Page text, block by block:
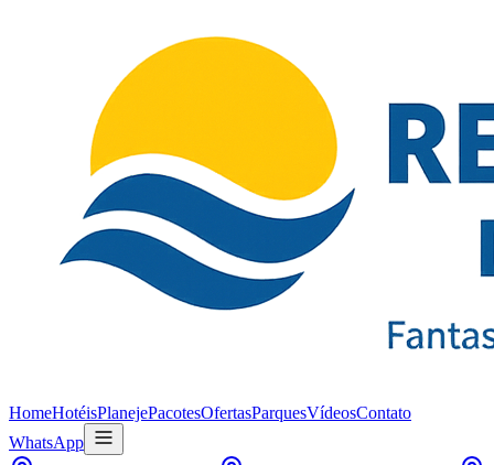
HomeHotéisPlanejePacotesOfertasParquesVídeosContato
WhatsApp